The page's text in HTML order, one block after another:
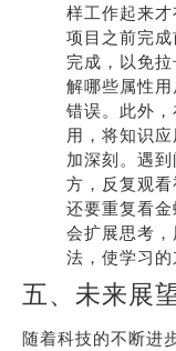
样工作起来
项目之前完
完成，以免
解哪些属性
错误。此外
用，将知识
加深刻。遇
方，反复观看
还要重复看
会扩展思考
法，使学习的
五、未来展
随着科技的不断进